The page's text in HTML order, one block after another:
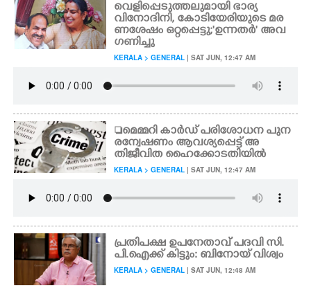
വെളിപ്പെടുത്തലുമായി ഭാര്യ
വിനോദിനി, കോടിയേരിയുടെ മര
ണശേഷം ഒറ്റപ്പെട്ടു; 'ഉന്നതർ" അവ
ഗണിച്ചു
KERALA > GENERAL | SAT JUN, 12:47 AM
മെമ്മറി കാർഡ് പരിശോധന പുന
രന്വേഷണം ആവശ്യപ്പെട്ട് അ
തിജീവിത ഹൈക്കോടതിയിൽ
KERALA > GENERAL | SAT JUN, 12:47 AM
പ്രതിപക്ഷ ഉപനേതാവ് പദവി സി.
പി.ഐക്ക് കിട്ടും: ബിനോയ് വിശ്വം
KERALA > GENERAL | SAT JUN, 12:48 AM